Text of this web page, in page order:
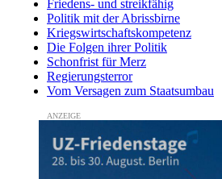
Friedens- und streikfähig
Politik mit der Abrissbirne
Kriegswirtschaftskompetenz
Die Folgen ihrer Politik
Schonfrist für Merz
Regierungsterror
Vom Versagen zum Staatsumbau